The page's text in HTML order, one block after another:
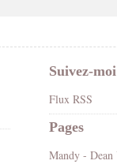
Suivez-moi
Flux RSS
Pages